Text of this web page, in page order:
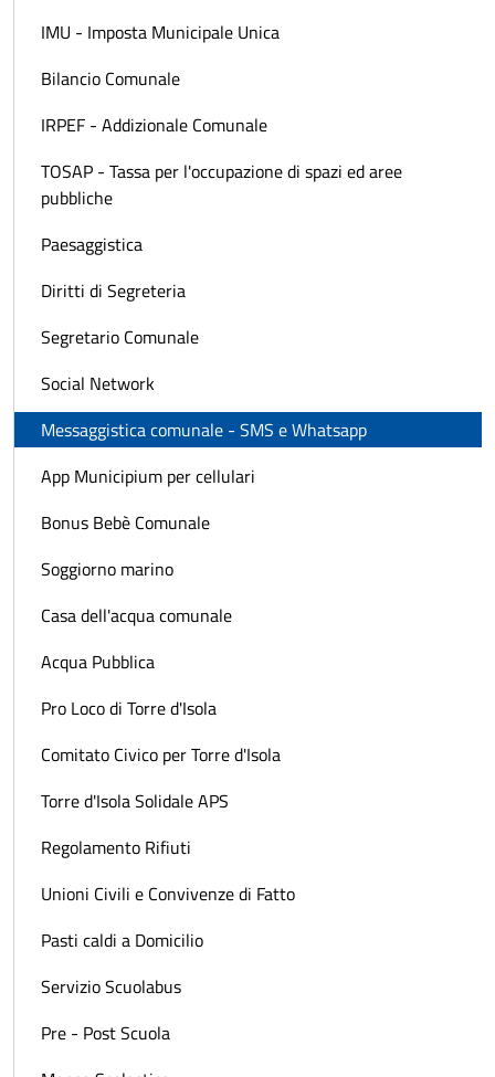
IMU - Imposta Municipale Unica
Bilancio Comunale
IRPEF - Addizionale Comunale
TOSAP - Tassa per l'occupazione di spazi ed aree
pubbliche
Paesaggistica
Diritti di Segreteria
Segretario Comunale
Social Network
Messaggistica comunale - SMS e Whatsapp
App Municipium per cellulari
Bonus Bebè Comunale
Soggiorno marino
Casa dell'acqua comunale
Acqua Pubblica
Pro Loco di Torre d'Isola
Comitato Civico per Torre d'Isola
Torre d'Isola Solidale APS
Regolamento Rifiuti
Unioni Civili e Convivenze di Fatto
Pasti caldi a Domicilio
Servizio Scuolabus
Pre - Post Scuola